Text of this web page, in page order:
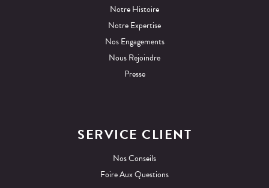
Notre Histoire
Notre Expertise
Nos Engagements
Nous Rejoindre
Presse
SERVICE CLIENT
Nos Conseils
Foire Aux Questions